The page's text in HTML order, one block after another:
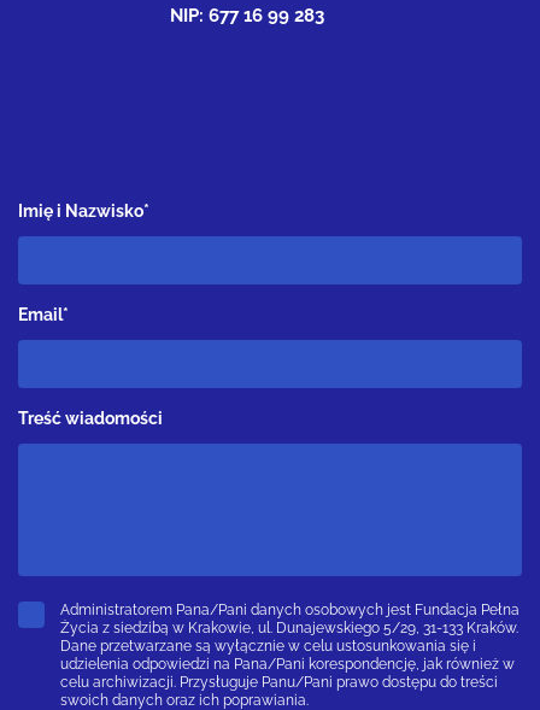
NIP: 677 16 99 283
Imię i Nazwisko*
Email*
Treść wiadomości
Administratorem Pana/Pani danych osobowych jest Fundacja Pełna
Życia z siedzibą w Krakowie, ul. Dunajewskiego 5/29, 31-133 Kraków.
Dane przetwarzane są wyłącznie w celu ustosunkowania się i
udzielenia odpowiedzi na Pana/Pani korespondencję, jak również w
celu archiwizacji. Przysługuje Panu/Pani prawo dostępu do treści
swoich danych oraz ich poprawiania.